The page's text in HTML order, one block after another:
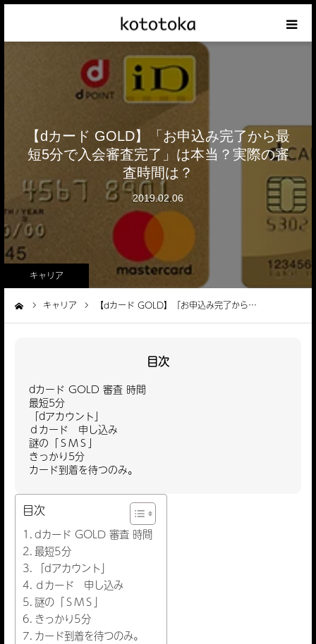
【dカード GOLD】「お申込み完了から最
短5分で入会審査完了」は本当？実際の審
査時間は？
2019.02.06
キャリア
キャリア 【dカード GOLD】「お申込み完了から…
目次
dカード GOLD 審査 時間
最短5分
「dアカウント」
ｄカード 申し込み
謎の「ＳＭＳ」
きっかり5分
カード到着を待つのみ。
目次
dカード GOLD 審査 時間
最短5分
「dアカウント」
ｄカード 申し込み
謎の「ＳＭＳ」
きっかり5分
カード到着を待つのみ。
Appleの話
クレジットカードの話
iPhoneの話
その他の話
テーマリスト